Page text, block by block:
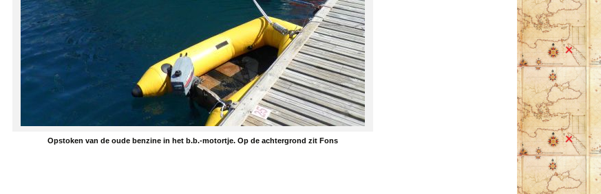
Opstoken van de oude benzine in het b.b.-motortje. Op de achtergrond zit Fons